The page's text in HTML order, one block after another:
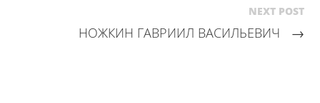
NEXT POST
НОЖКИН ГАВРИИЛ ВАСИЛЬЕВИЧ →